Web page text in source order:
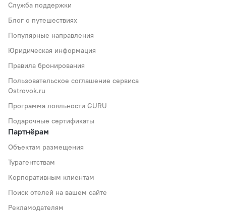
Служба поддержки
Блог о путешествиях
Популярные направления
Юридическая информация
Правила бронирования
Пользовательское соглашение сервиса
Ostrovok.ru
Программа лояльности GURU
Подарочные сертификаты
Партнёрам
Объектам размещения
Турагентствам
Корпоративным клиентам
Поиск отелей на вашем сайте
Рекламодателям